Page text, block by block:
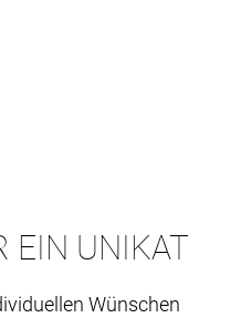
EIN UNIKAT
Wünschen